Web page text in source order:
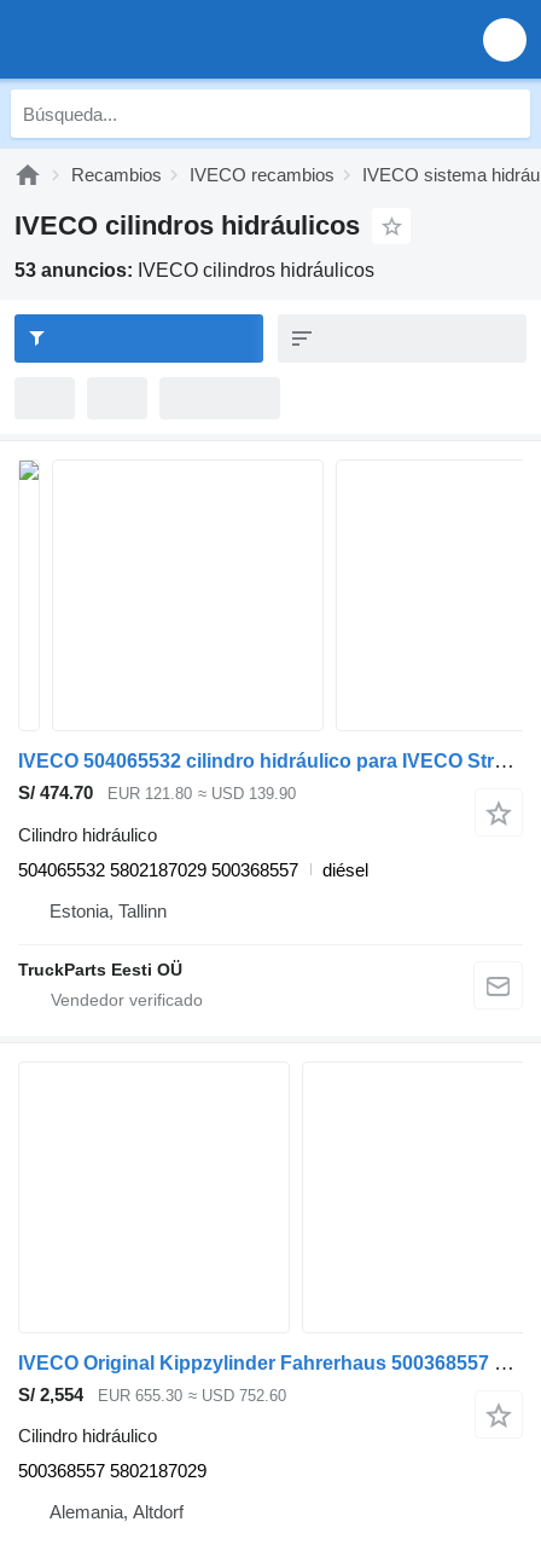
Recambios IVECO recambios IVECO sistema
IVECO cilindros hidráulicos
53 anuncios: IVECO cilindros hidráulicos
IVECO 504065532 cilindro hidráulico para IVECO Stralis, Trakker (2002-) cabeza tractora
S/ 474.70 EUR 121.80 ≈ USD 139.90
Cilindro hidráulico
504065532 5802187029 500368557
diésel
Estonia, Tallinn
TruckParts Eesti OÜ
IVECO Original Kippzylinder Fahrerhaus 500368557 cilindro hidráulico para IVECO Stralis cabeza tractora
S/ 2,554 EUR 655.30 ≈ USD 752.60
Cilindro hidráulico
500368557 5802187029
Alemania, Altdorf